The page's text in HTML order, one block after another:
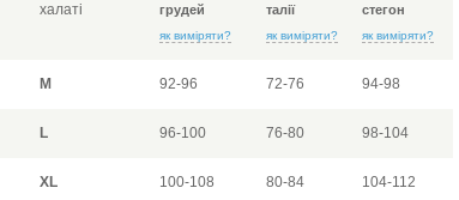
халаті
грудей
як виміряти?
талії
як виміряти?
стегон
як виміряти?
M 92-96 72-76 94-98
L 96-100 76-80 98-104
XL 100-108 80-84 104-112